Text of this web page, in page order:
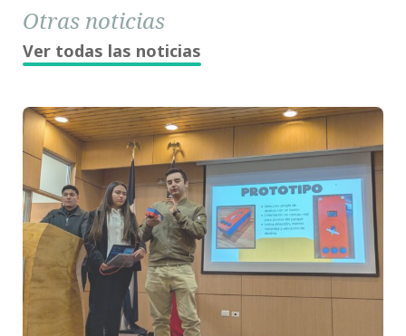
Otras noticias
Ver todas las noticias